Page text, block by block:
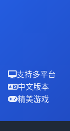
支持多平台
中文版本
精美游戏